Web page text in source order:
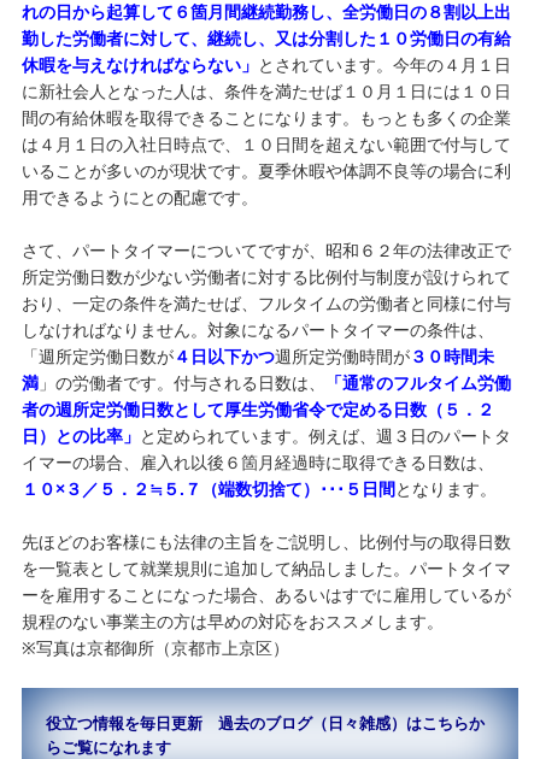
れの日から起算して６箇月間継続勤務し、全労働日の８割以上出
勤した労働者に対して、継続し、又は分割した１０労働日の有給
休暇を与えなければならない」 とされています。今年の４月１日
に新社会人となった人は、条件を満たせば１０月１日には１０日
間の有給休暇を取得できることになります。もっとも多くの企業
は４月１日の入社日時点で、１０日間を超えない範囲で付与して
いることが多いのが現状です。夏季休暇や体調不良等の場合に利
用できるようにとの配慮です。
さて、パートタイマーについてですが、昭和６２年の法律改正で
所定労働日数が少ない労働者に対する比例付与制度が設けられて
おり、一定の条件を満たせば、フルタイムの労働者と同様に付与
しなければなりません。対象になるパートタイマーの条件は、
「週所定労働日数が４日以下かつ週所定労働時間が３０時間未
満」の労働者です。付与される日数は、
「通常のフルタイム労働
者の週所定労働日数として厚生労働省令で定める日数（５．２
日）との比率」 と定められています。例えば、週３日のパートタ
イマーの場合、雇入れ以後６箇月経過時に取得できる日数は、
１０×３／５．２≒５.７（端数切捨て）･･･５日間 となります。
先ほどのお客様にも法律の主旨をご説明し、比例付与の取得日数
を一覧表として就業規則に追加して納品しました。パートタイマ
ーを雇用することになった場合、あるいはすでに雇用しているが
規程のない事業主の方は早めの対応をおススメします。
※写真は京都御所（京都市上京区）
役立つ情報を毎日更新 過去のブログ（日々雑感）はこちらか
らご覧になれます